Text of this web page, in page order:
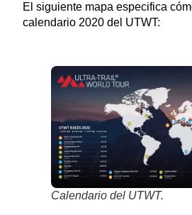
El siguiente mapa especifica
calendario 2020 del UTWT:
Calendario del UTWT.